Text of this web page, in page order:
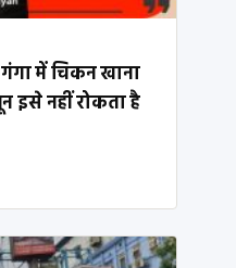
में चिकन खाना
इसे नहीं रोकता है